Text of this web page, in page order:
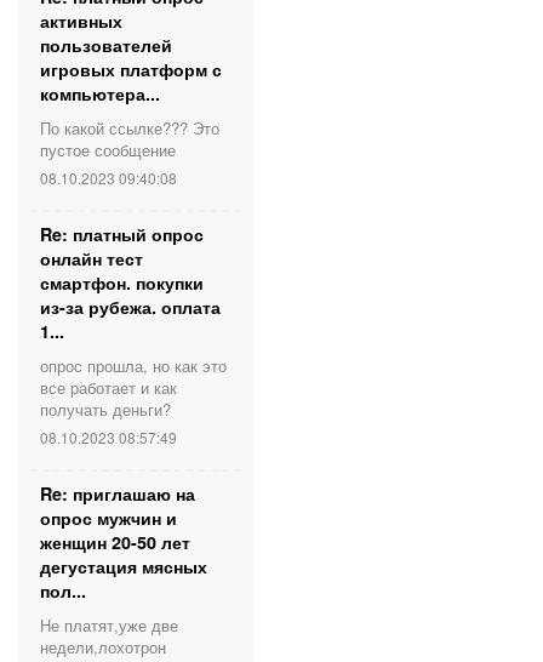
активных
пользователей
игровых платформ с
компьютера...
По какой ссылке??? Это
пустое сообщение
08.10.2023 09:40:08
Re: платный опрос
онлайн тест
смартфон. покупки
из-за рубежа. оплата
1...
опрос прошла, но как это
все работает и как
получать деньги?
08.10.2023 08:57:49
Re: приглашаю на
опрос мужчин и
женщин 20-50 лет
дегустация мясных
пол...
Не платят,уже две
недели,лохотрон